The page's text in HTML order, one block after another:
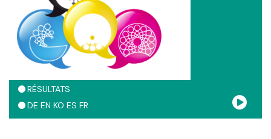
RÉSULTATS
DE EN KO ES FR